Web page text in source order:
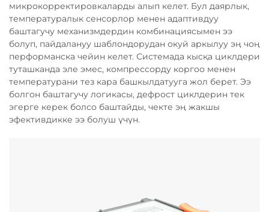
микрокорректировкаларды алып келет. Бул даярлык,
температуралык сенсорлор менен адаптивдуу
баштагучу механизмдердин комбинациясымен ээ
болуп, пайдалануу шаблондорудан окуй аркылуу эң чоң
перформанска чейин келет. Системада кысқа циклдери
туташканда эле эмес, компрессорду коргоо менен
температурани тез кара башкылдатууга жол берет. Ээ
болгон баштагучу логикасы, дефрост циклдерин тек
эгерге керек болсо баштайды, чекте эң жакшы
эфективдикке ээ болуш үчүн.